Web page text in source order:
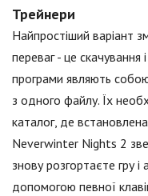
Трейнери
Найпростіший варіант
переваг - це скачування
програми являють
з одного файлу. Їх
каталог, де
Neverwinter Nights 2
знову розгортаєте гру
допомогою певної